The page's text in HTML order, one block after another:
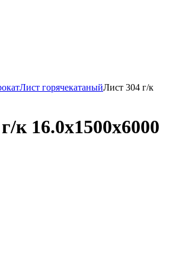
Лист горячекатаныйЛист 304 г/к
к 16.0х1500х6000